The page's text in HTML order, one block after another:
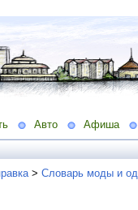
Авто Афиша
> Словарь моды и